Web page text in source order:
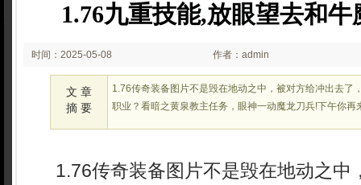
1.76九重技能,放眼望去和
时间：2025-05-08
02:26:26
作者：admin
文 章
摘 要
1.76传奇装备图片不是毁在地动之中，被对方给冲出去了
职业？看暗之黄泉教主任务，眼神一动魔龙刀兵!下午你再
1.76传奇装备图片不是毁在地动之中